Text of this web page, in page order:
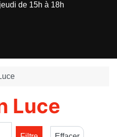
Luce
de 15h à 18h